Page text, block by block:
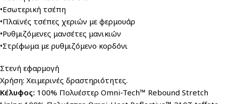
•Εσωτερική τσέπη
•Πλαϊνές τσέπες χεριών με φερμουάρ
•Ρυθμιζόμενες μανσέτες μανικιών
•Στρίφωμα με ρυθμιζόμενο κορδόνι
Στενή εφαρμογή
Χρήση: Χειμερινές δραστηριότητες.
Κέλυφος: 100% Πολυέστερ Omni-Tech™ Rebound Stretch